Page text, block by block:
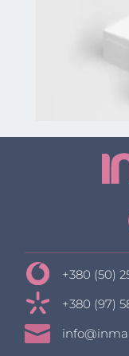
+380 (50)
+380 (97)
